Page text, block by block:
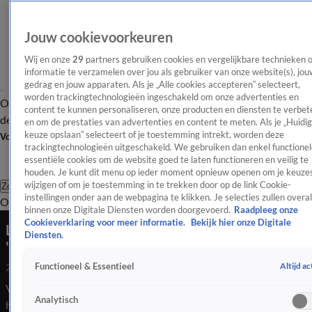
OverzichtAfleveringen Entertainment TV Algemeen
Tip
de redactieNieuwsbrief
Volg Shownieuws
Zoeken
OverzichtEntertainmentSpraakmakendRealityCrimeVideo's
Live met funX-DJ Jayh bij de FunX Awards:
'Sfeertje'
26 mei 2023, 08:43
Vanavond waren de Funx Awards en ze vierde ook nog eens
het 10-jarige jubileum in de AFAS. &#xA;LIVE: Met funx DJ,
Jouw cookievoorkeuren
Wij en onze 29 partners gebruiken cookies en vergelijkbare technieken
informatie te verzamelen over jou als gebruiker van onze website(s),
gedrag en jouw apparaten. Als je „Alle cookies accepteren” selecteert,
worden trackingtechnologieën ingeschakeld om onze advertenties en
content te kunnen personaliseren, onze producten en diensten te
en om de prestaties van advertenties en content te meten. Als je
keuze opslaan” selecteert of je toestemming intrekt, worden deze
trackingtechnologieën uitgeschakeld. We gebruiken dan enkel
essentiële cookies om de website goed te laten functioneren en veilig te
houden. Je kunt dit menu op ieder moment opnieuw openen om je
wijzigen of om je toestemming in te trekken door op de link Cookie-
instellingen onder aan de webpagina te klikken. Je selecties zullen overal
binnen onze Digitale Diensten worden doorgevoerd. Raadpleeg onze
Cookieverklaring voor meer informatie.
Bekijk hier onze Digitale
Diensten.
Functioneel & Essentieel Altijd
Analytisch